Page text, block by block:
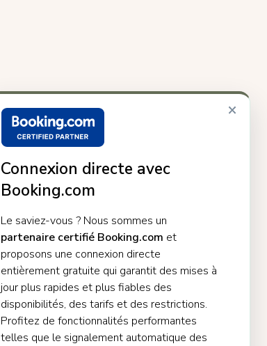
×
Connexion directe avec
Booking.com
Le saviez-vous ? Nous sommes un
partenaire certifié Booking.com et
proposons une connexion directe
entièrement gratuite qui garantit des mises à
jour plus rapides et plus fiables des
disponibilités, des tarifs et des restrictions.
Profitez de fonctionnalités performantes
telles que le signalement automatique des